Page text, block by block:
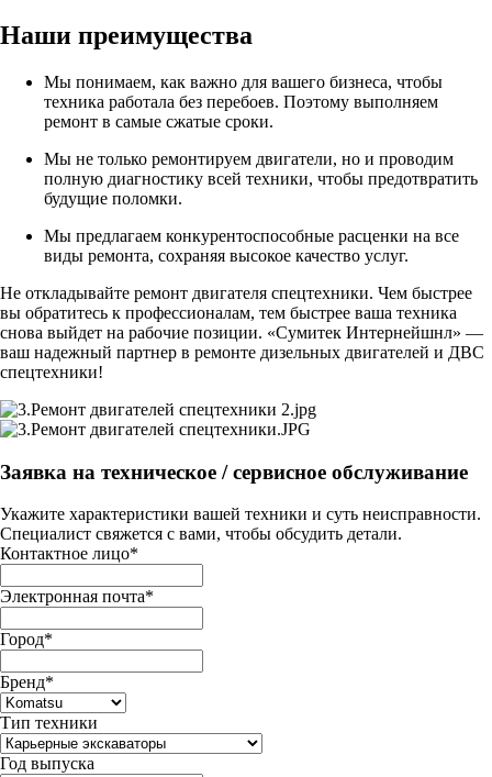
Наши преимущества
Мы понимаем, как важно для вашего бизнеса, чтобы
техника работала без перебоев. Поэтому выполняем
ремонт в самые сжатые сроки.
Мы не только ремонтируем двигатели, но и проводим
полную диагностику всей техники, чтобы предотвратить
будущие поломки.
Мы предлагаем конкурентоспособные расценки на все
виды ремонта, сохраняя высокое качество услуг.
Не откладывайте ремонт двигателя спецтехники. Чем быстрее
вы обратитесь к профессионалам, тем быстрее ваша техника
снова выйдет на рабочие позиции. «Сумитек Интернейшнл» —
ваш надежный партнер в ремонте дизельных двигателей и ДВС
спецтехники!
Заявка на техническое / сервисное обслуживание
Укажите характеристики вашей техники и суть неисправности.
Специалист свяжется с вами, чтобы обсудить детали.
Контактное лицо*
Электронная почта*
Город*
Бренд*
Тип техники
Год выпуска